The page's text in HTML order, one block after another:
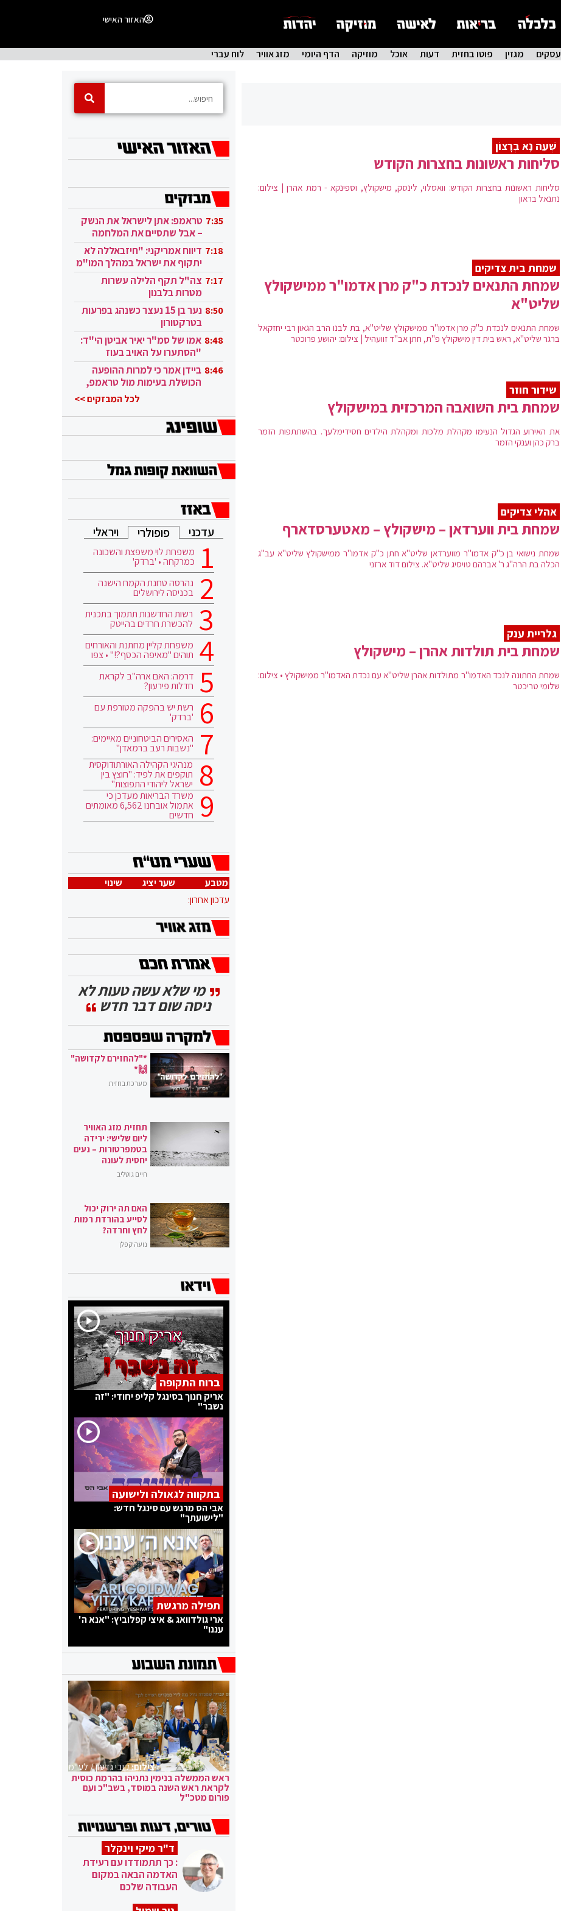
האזור האישי
עסקים מגזין פוטו בחזית דעות אוכל מוזיקה הדף היומי מזג אוויר לוח עברי
שְׁעֵה נָא בְרָצוֹן
סליחות ראשונות בחצרות הקודש
סליחות ראשונות בחצרות הקודש: וואסלוי, לינסק, מישקולץ, וספינקא - רמת אהרן | צילום:
נתנאל בראון
שמחת בית צדיקים
שמחת התנאים לנכדת כ"ק מרן אדמו"ר ממישקולץ
שליט"א
שמחת התנאים לנכדת כ"ק מרן אדמו"ר ממישקולץ שליט"א, בת לבנו הרב הגאון רבי יחזקאל
ברגר שליט"א, ראש בית דין מישקולץ פ"ת, חתן אב"ד זוועהיל | צילום: יהושע פרוכטר
שידור חוזר
שמחת בית השואבה המרכזית במישקולץ
את האירוע הגדול הנעימו מקהלת מלכות ומקהלת הילדים חסידימלעך. בהשתתפות הזמר
ברק כהן וענקי הזמר
אהלי צדיקים
שמחת בית ווערדאן – מישקולץ – מאטערסדארף
שמחת נישואי בן כ"ק אדמו"ר מווערדאן שליט"א חתן כ"ק אדמו"ר ממישקולץ שליט"א עב"ג
הכלה בת הרה"ג ר' אברהם טויסיג שליט"א. צילום דוד ארזני
גלריית ענק
שמחת בית תולדות אהרן – מישקולץ
שמחת החתונה לנכד האדמו"ר מתולדות אהרן שליט"א עם נכדת האדמו"ר ממישקולץ • צילום:
שלומי טריכטר
7:35 טראמפ: אתן לישראל את הנשק
– אבל שתסיים את המלחמה
בעזה 7:18 דיווח אמריקני: "חיזבאללה לא
יתקוף את ישראל במהלך המו"מ
בקטאר" 7:17 צה"ל תקף הלילה עשרות
מטרות בלבנון
8:50
נער בן 15 נעצר כשנהג בפרעות
בטרקטורון
8:48 אמו של סמ"ר יאיר אביטן הי"ד:
"הסתערו על האויב בעוז
ובגבורה" 8:46 ביידן אמר כי למרות ההופעה
הכושלת בעימות מול טראמפ,
לכל המבזקים >>
עדכני פופולרי ויראלי
משפחת לוי משפצת והשכונה
כמרקחה • 'ברדק'
נהרסה טחנת הקמח הישנה
בכניסה לירושלים
רשות החדשנות תתמוך בתכנית
להכשרת חרדים בהייטק
משפחת קליין מחתנת והאורחים
תוהים "מאיפה הכסף?!" • צפו
דרמה: האם ארה"ב לקראת
חדלות פירעון?
רשת יש בהפקה מטורפת עם
'ברדק'
האסירים הביטחוניים מאיימים:
"נשבות רעב ברמאדן"
מנהיגי הקהילה האורתודוקסית
תוקפים את לפיד: "חוצץ בין
ישראל ליהודי התפוצות"
משרד הבריאות מעדכן כי
אתמול אובחנו 6,562 מאומתים
חדשים
מטבע שער יציג
שינוי
עדכון אחרון:
מי שלא עשה טעות לא
ניסה שום דבר חדש
*"להחזירם לקדושה"
🙌*
מערכת בחזית
תחזית מזג האוויר
ליום שלישי: ירידה
בטמפרטורות – נעים
יחסית לעונה
חיים גוטליב
האם תה ירוק יכול
לסייע בהורדת רמות
לחץ וחרדה?
נועה קפלן
ברוח התקופה
אריק חנוך בסינגל קליפ יחודי: "זה
נשבר"
בתקווה לגאולה ולישועה
אבי הס מרגש עם סינגל חדש:
"לישועתך"
תפילה מרגשת
ארי גולדוואג & איצי קפלוביץ: "אנא ה'
עננו"
צילום:קובי גדעון / לע"מ
ראש הממשלה בנימין נתניהו בהרמת כוסית
לקראת ראש השנה במוסד, בשב"כ ועם
פורום מטכ"ל
ד"ר מיקי וינקלר
: כך תתמודדו עם רעידת
האדמה הבאה במקום
העבודה שלכם